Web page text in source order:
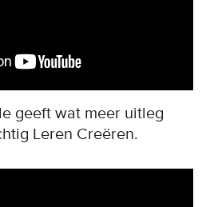
geeft wat meer uitleg
Leren Creëren.